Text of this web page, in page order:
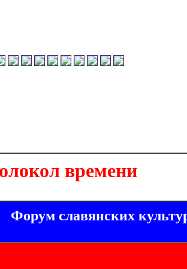
времени
Форум славянских